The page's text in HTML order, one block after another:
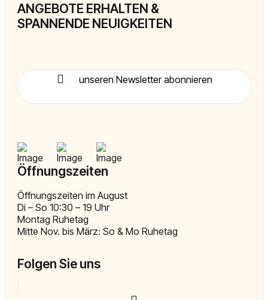
ANGEBOTE ERHALTEN &
SPANNENDE NEUIGKEITEN
unseren Newsletter abonnieren
Öffnungszeiten
Öffnungszeiten im August
Di – So 10:30 – 19 Uhr
Montag Ruhetag
Mitte Nov. bis März: So & Mo Ruhetag
Folgen Sie uns